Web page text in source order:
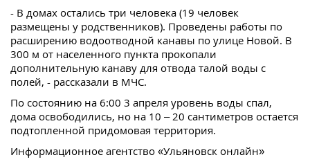
- В домах остались три человека (19 человек
размещены у родственников). Проведены работы по
расширению водоотводной канавы по улице Новой. В
300 м от населенного пункта прокопали
дополнительную канаву для отвода талой воды с
полей, - рассказали в МЧС.
По состоянию на 6:00 3 апреля уровень воды спал,
дома освободились, но на 10 – 20 сантиметров остается
подтопленной придомовая территория.
Информационное агентство «Ульяновск онлайн»